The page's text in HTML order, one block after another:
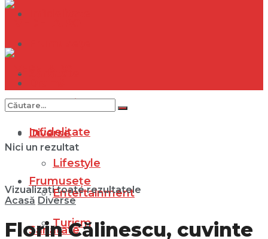
Internațional
Diverse
Lifestyle
Entertainment
Turism
Infidelitate
Frumusețe
Sănătate
Nici un rezultat
Vizualizați toate rezultatele
Acasă Diverse
Florin Călinescu, cuvinte